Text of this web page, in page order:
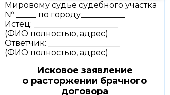
Мировому судье судебного участка
№ _____ по городу___________
Истец: _____________________
(ФИО полностью, адрес)
Ответчик: __________________
(ФИО полностью, адрес)
Исковое заявление
о расторжении брачного
договора